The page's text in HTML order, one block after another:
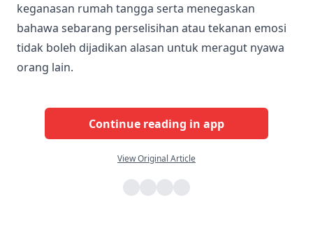
keganasan rumah tangga serta menegaskan
bahawa sebarang perselisihan atau tekanan emosi
tidak boleh dijadikan alasan untuk meragut nyawa
orang lain.
Continue reading in app
View Original Article